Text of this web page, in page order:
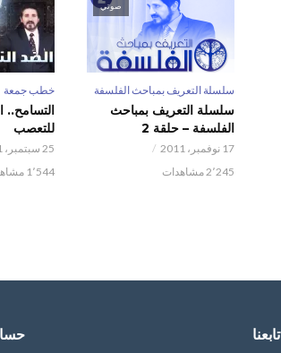
صوتي
سلسلة التعريف بمباحث الفلسفة
سلسلة التعريف بمباحث
الفلسفة – حلقة 2
17 نوفمبر، 2011
2٬245 مشاهدات
خطب جمعة
التسامح..
للتعصب
25 سبتمبر، 2011
1٬544 مشاهدات
تابعنا